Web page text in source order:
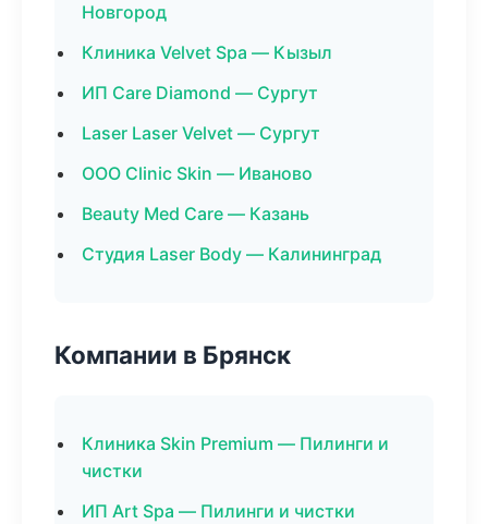
Новгород
Клиника Velvet Spa — Кызыл
ИП Care Diamond — Сургут
Laser Laser Velvet — Сургут
ООО Clinic Skin — Иваново
Beauty Med Care — Казань
Студия Laser Body — Калининград
Компании в Брянск
Клиника Skin Premium — Пилинги и
чистки
ИП Art Spa — Пилинги и чистки